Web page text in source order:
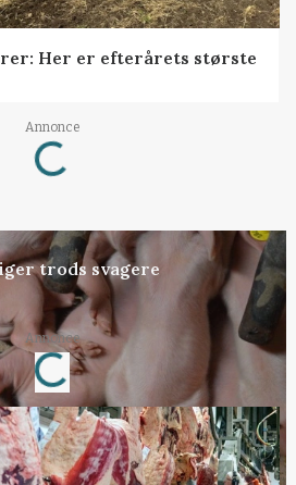
Her er efterårets største
Annonce
Loading...
trods svagere
Annonce
Loading...